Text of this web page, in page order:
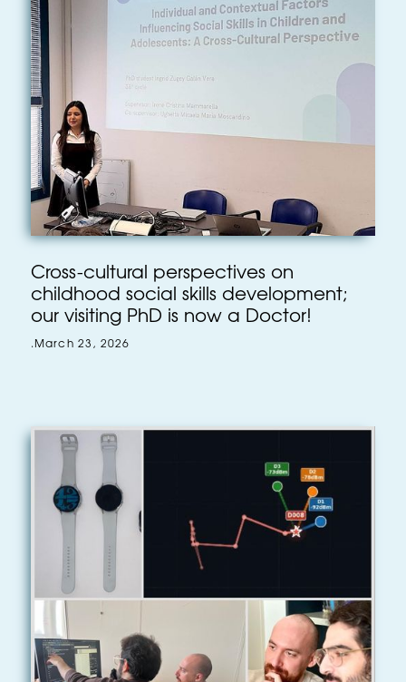
Cross-cultural perspectives on
childhood social skills development;
our visiting PhD is now a Doctor!
. March 23, 2026